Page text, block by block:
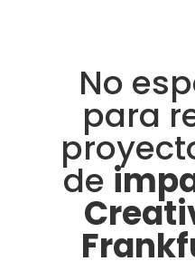
No
para
de